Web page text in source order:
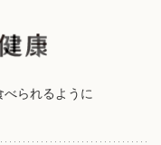
べられるように